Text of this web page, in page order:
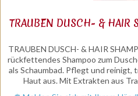
TRAUBEN DUSCH- & HAIR
TRAUBEN DUSCH- & HAIR
rückfettendes Shampoo zum
als Schaumbad. Pflegt und reinigt,
Haut aus. Mit Extrakten aus